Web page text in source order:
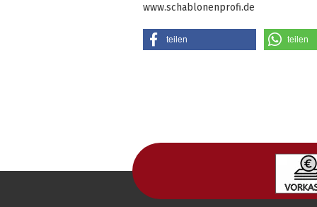
www.schablonenprofi.de
teilen teilen